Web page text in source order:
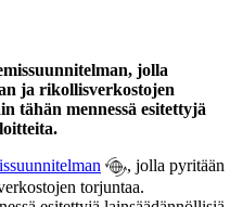
jolla
ja rikollisverkostojen
tähän mennessä esitettyjä
, jolla pyritään
torjuntaa.